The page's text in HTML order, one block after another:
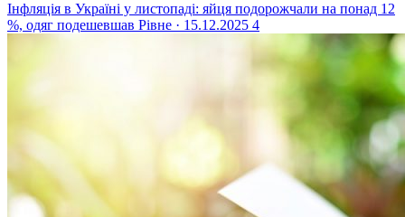
Інфляція в Україні у листопаді: яйця подорожчали на понад 12
%, одяг подешевшав Рівне · 15.12.2025 4